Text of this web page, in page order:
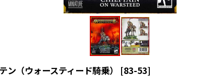
（ウォースティード騎乗） [83-53]